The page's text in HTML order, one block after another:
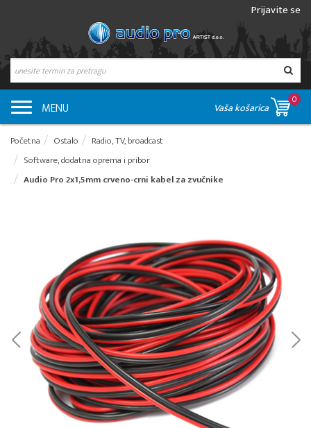
Prijavite se
MENU Vaša košarica
0
Početna Ostalo
Radio, TV, broadcast
Software, dodatna oprema i pribor
Audio Pro 2x1,5mm crveno-crni kabel za zvučnike